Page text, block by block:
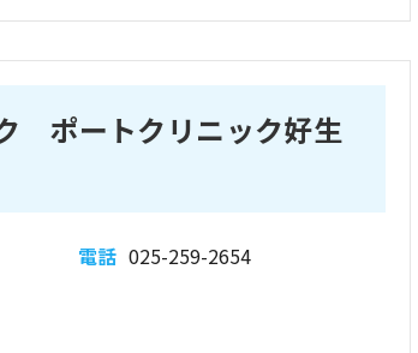
ポートクリニック好生
電話 025-259-2654